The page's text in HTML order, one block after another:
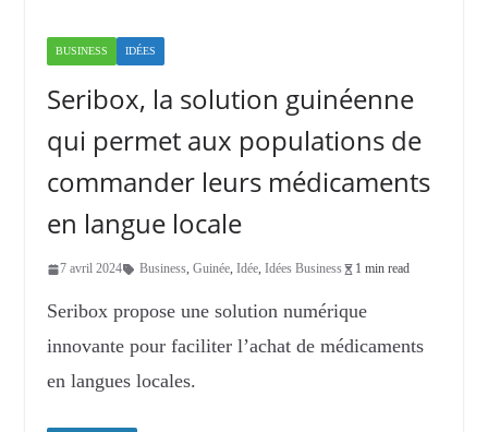
BUSINESS IDÉES
Seribox, la solution guinéenne
qui permet aux populations de
commander leurs médicaments
en langue locale
7 avril 2024 Business, Guinée, Idée, Idées Business 1 min read
Seribox propose une solution numérique
innovante pour faciliter l’achat de médicaments
en langues locales.